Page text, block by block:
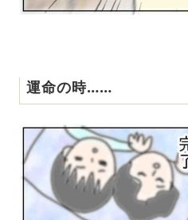
運命の時……